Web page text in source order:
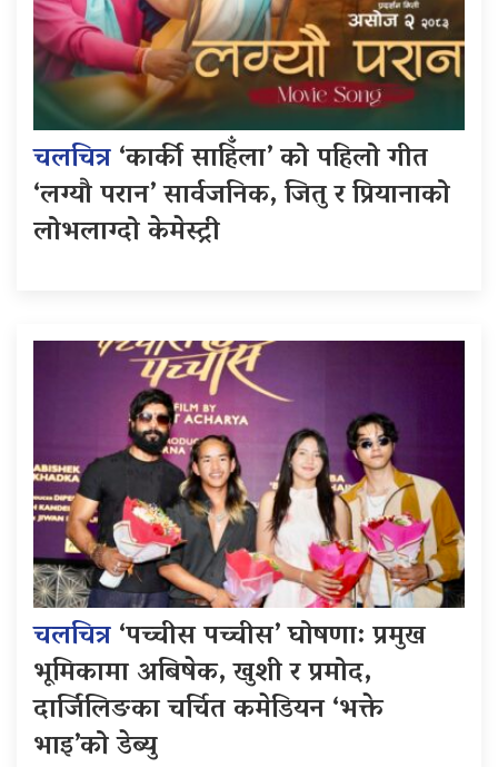
चलचित्र‘कार्की साहिँला’ को पहिलो गीत
‘लग्यौ परान’ सार्वजनिक, जितु र प्रियानाको
लोभलाग्दो केमेस्ट्री
चलचित्र‘पच्चीस पच्चीस’ घोषणा: प्रमुख
भूमिकामा अबिषेक, खुशी र प्रमोद,
दार्जिलिङका चर्चित कमेडियन ‘भक्ते
भाइ’को डेब्यु